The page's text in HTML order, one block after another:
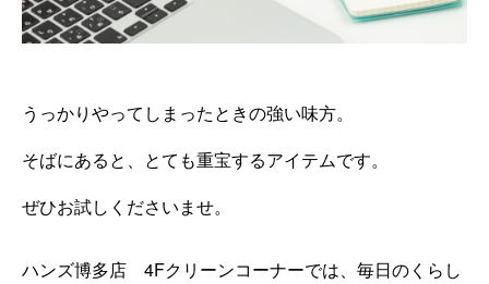
うっかりやってしまったときの強い味方。
そばにあると、とても重宝するアイテムです。
ぜひお試しくださいませ。
ハンズ博多店 4Fクリーンコーナーでは、毎日のくらし